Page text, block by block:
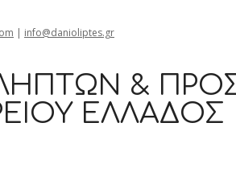
| info@danioliptes.gr
&
ΕΛΛΆΔΟΣ